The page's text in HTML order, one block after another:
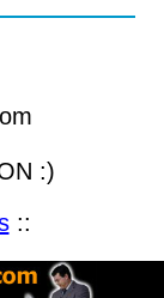
:)
::